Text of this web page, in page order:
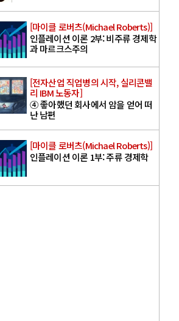
[마이클 로버츠(Michael Roberts)]
인플레이션 이론 2부: 비주류 경제학
과 마르크스주의
[전자산업 직업병의 시작, 실리콘밸
리 IBM 노동자]
④ 좋아했던 회사에서 암을 얻어 떠
난 남편
[마이클 로버츠(Michael Roberts)]
인플레이션 이론 1부: 주류 경제학